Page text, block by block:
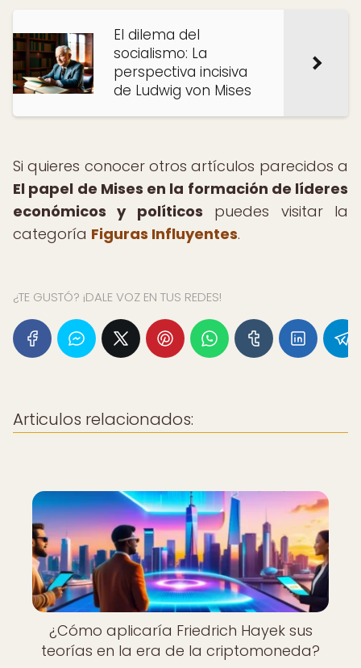
El dilema del
socialismo: La
perspectiva incisiva
de Ludwig von Mises
Si quieres conocer otros artículos parecidos a
El papel de Mises en la formación de líderes
económicos y políticos puedes visitar la
categoría Figuras Influyentes.
¿TE GUSTÓ? ¡DALE VOZ EN TUS REDES!
Articulos relacionados:
¿Cómo aplicaría Friedrich Hayek sus
teorías en la era de la criptomoneda?